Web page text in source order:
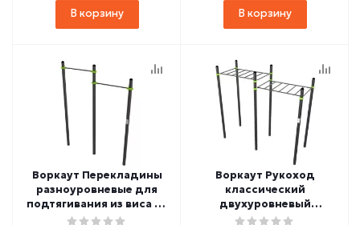
В корзину В корзину
Воркаут Перекладины
разноуровневые для
подтягивания из виса на
высокой перекладине
Воркаут Рукоход
классический
двухуровневый
ZAVODSPORTA W313